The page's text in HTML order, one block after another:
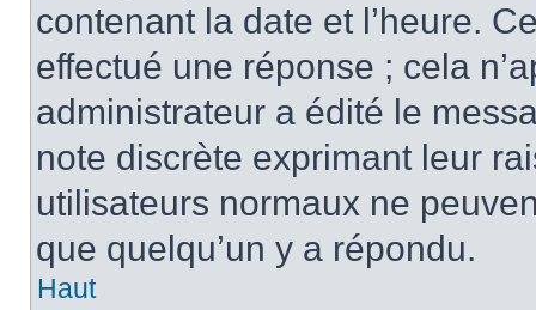
contenant la date et l’heure.
effectué une réponse ; cela
administrateur a édité le
note discrète exprimant leur
utilisateurs normaux ne
que quelqu’un y a répondu.
Haut